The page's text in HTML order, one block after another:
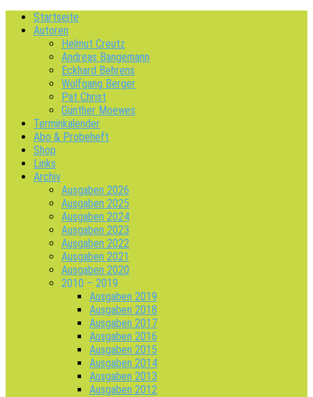
Startseite
Autoren
Helmut Creutz
Andreas Bangemann
Eckhard Behrens
Wolfgang Berger
Pat Christ
Günther Moewes
Terminkalender
Abo & Probeheft
Shop
Links
Archiv
Ausgaben 2026
Ausgaben 2025
Ausgaben 2024
Ausgaben 2023
Ausgaben 2022
Ausgaben 2021
Ausgaben 2020
2010 – 2019
Ausgaben 2019
Ausgaben 2018
Ausgaben 2017
Ausgaben 2016
Ausgaben 2015
Ausgaben 2014
Ausgaben 2013
Ausgaben 2012